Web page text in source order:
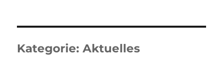
Kategorie:Aktuelles